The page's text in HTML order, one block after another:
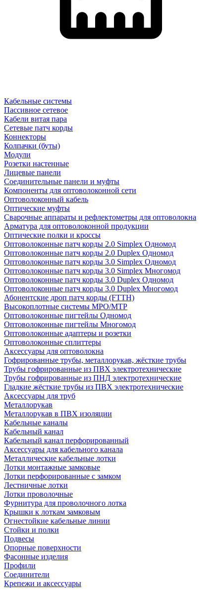
Кабельные системы
Пассивное сетевое
Кабели витая пара
Сетевые патч корды
Коннекторы
Колпачки (буты)
Модули
Розетки настенные
Лицевые панели
Соединительные панели и муфты
Компоненты для оптоволоконной сети
Оптоволоконный кабель
Оптические муфты
Сварочные аппараты и рефлектометры для оптоволокна
Арматура для оптоволоконной продукции
Оптические полки и кроссы
Оптоволоконные патч корды 2.0 Simplex Одномод
Оптоволоконные патч корды 2.0 Duplex Одномод
Оптоволоконные патч корды 3.0 Simplex Одномод
Оптоволоконные патч корды 3.0 Simplex Многомод
Оптоволоконные патч корды 3.0 Duplex Одномод
Оптоволоконные патч корды 3.0 Duplex Многомод
Абонентские дроп патч корды (FTTH)
Высокоплотные системы MPO/MTP
Оптоволоконные пигтейлы Одномод
Оптоволоконные пигтейлы Многомод
Оптоволоконные адаптеры и розетки
Оптоволоконные сплиттеры
Аксессуары для оптоволокна
Гофрированные трубы, металлорукав, жёсткие трубы
Трубы гофрированные из ПВХ электротехнические
Трубы гофрированные из ПНД электротехнические
Гладкие жёсткие трубы из ПВХ электротехнические
Аксессуары для труб
Металлорукав
Металлорукав в ПВХ изоляции
Кабельные каналы
Кабельный канал
Кабельный канал перфорированный
Аксессуары для кабельного канала
Металлические кабельные лотки
Лотки монтажные замковые
Лотки перфорированные с замком
Лестничные лотки
Лотки проволочные
Фурнитура для проволочного лотка
Крышки к лоткам замковым
Огнестойкие кабельные линии
Стойки и полки
Подвесы
Опорные поверхности
Фасонные изделия
Профили
Соединители
Крепежи и аксессуары